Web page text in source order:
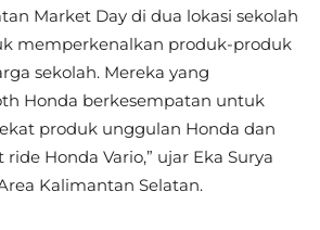
Market Day di dua lokasi sekolah
memperkenalkan produk-produk
sekolah. Mereka yang
Honda berkesempatan untuk
produk unggulan Honda dan
Honda Vario,” ujar Eka Surya
Kalimantan Selatan.